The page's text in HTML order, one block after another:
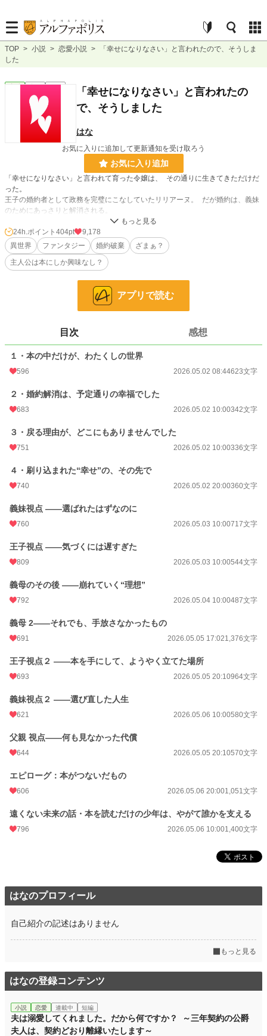
TOP > 小説 > 恋愛小説 >
「幸せになりなさい」と言われたので、そうしま
した
恋愛 完結 短編
「幸せになりなさい」と言われたの
で、そうしました
はな
お気に入りに追加して更新通知を受け取ろう
お気に入り追加
「幸せになりなさい」と言われて育った令嬢は、 その通りに生きてきただけだ
った。
王子の婚約者として政務を完璧にこなしていたリリアーヌ。 だが婚約は、義妹
のためにあっさりと解消される。
――それでも彼女は困らなかった。
「本が読めるので、幸せですから」
彼女がいなくなった王宮は崩れ始め、周囲は初めてその存在の大きさに気づく。
けれど彼女はもう戻らない。
“従順だったはずの令嬢”が選んだ、本当の幸せとは――
＊10時と20時配信・・義妹、王子、義母、父視点も更新していきます。
3,487 位 / 228,829 件
恋愛 1,845 位 / 66,377 件
お気に入り
24h.ポイント 404 pt
更新日時 2026.05.06 20:00
月間ポイント
年間ポイント 192,697 pt (3,250 位)
累計ポイント
24h.ポイント 404pt
9,178
異世界
ファンタジー 婚約破棄
ざまぁ？
主人公は本にしか興味なし？
アプリで読む
目次 感想
１・本の中だけが、わたくしの世界
596 2026.05.02 08:44623文字
２・婚約解消は、予定通りの幸福でした
683 2026.05.02 10:00342文字
３・戻る理由が、どこにもありませんでした
751 2026.05.02 10:00336文字
４・刷り込まれた“幸せ”の、その先で
740 2026.05.02 20:00360文字
義妹視点 ――選ばれたはずなのに
760 2026.05.03 10:00717文字
王子視点 ――気づくには遅すぎた
809 2026.05.03 10:00544文字
義母のその後 ――崩れていく“理想”
792 2026.05.04 10:00487文字
義母 2――それでも、手放さなかったもの
691 2026.05.05 17:021,376文字
王子視点２ ――本を手にして、ようやく立てた場所
693 2026.05.05 20:10964文字
義妹視点２ ――選び直した人生
621 2026.05.06 10:00580文字
父親 視点――何も見なかった代償
644 2026.05.05 20:10570文字
エピローグ：本がつないだもの
606 2026.05.06 20:001,051文字
遠くない未来の話・本を読むだけの少年は、やがて誰かを支える
796 2026.05.06 10:001,400文字
はなのプロフィール
自己紹介の記述はありません
もっと見る
はなの登録コンテンツ
小説 恋愛 連載中 短編
夫は溺愛してくれました。だから何ですか？ ～三年契約の公爵
夫人は、契約どおり離縁いたします～